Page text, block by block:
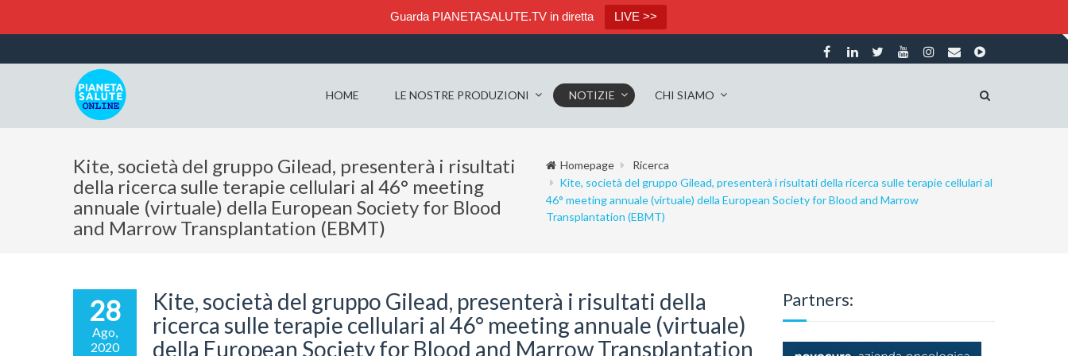
Guarda PIANETASALUTE.TV in diretta LIVE >>
HOME LE NOSTRE PRODUZIONI NOTIZIE CHI SIAMO
Kite, società del gruppo Gilead, presenterà i risultati
della ricerca sulle terapie cellulari al 46° meeting
annuale (virtuale) della European Society for Blood
and Marrow Transplantation (EBMT)
Homepage
Ricerca
Kite, società del gruppo Gilead, presenterà i risultati della ricerca sulle terapie cellulari al
46° meeting annuale (virtuale) della European Society for Blood and Marrow
Transplantation (EBMT)
28
Ago,
2020
Kite, società del gruppo Gilead, presenterà i risultati della
ricerca sulle terapie cellulari al 46° meeting annuale (virtuale)
della European Society for Blood and Marrow Transplantation
Partners: